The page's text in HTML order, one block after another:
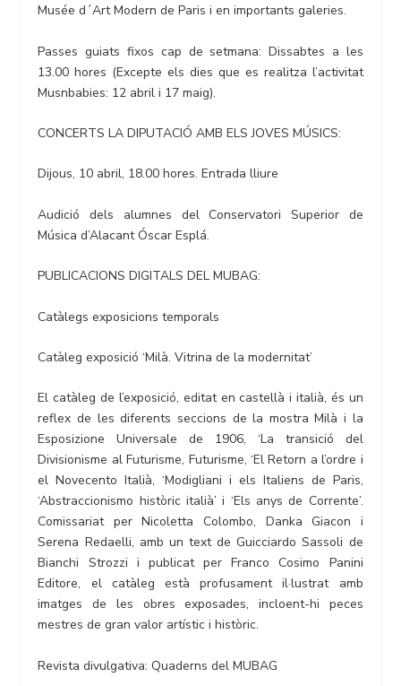
Musée d´Art Modern de Paris i en importants galeries.
Passes guiats fixos cap de setmana: Dissabtes a les
13.00 hores (Excepte els dies que es realitza l’activitat
Musnbabies: 12 abril i 17 maig).
CONCERTS LA DIPUTACIÓ AMB ELS JOVES MÚSICS:
Dijous, 10 abril, 18.00 hores. Entrada lliure
Audició dels alumnes del Conservatori Superior de
Música d’Alacant Óscar Esplá.
PUBLICACIONS DIGITALS DEL MUBAG:
Catàlegs exposicions temporals
Catàleg exposició ‘Milà. Vitrina de la modernitat’
El catàleg de l’exposició, editat en castellà i italià, és un
reflex de les diferents seccions de la mostra Milà i la
Esposizione Universale de 1906, ‘La transició del
Divisionisme al Futurisme, Futurisme, ‘El Retorn a l’ordre i
el Novecento Italià, ‘Modigliani i els Italiens de Paris,
‘Abstraccionismo històric italià’ i ‘Els anys de Corrente’.
Comissariat per Nicoletta Colombo, Danka Giacon i
Serena Redaelli, amb un text de Guicciardo Sassoli de
Bianchi Strozzi i publicat per Franco Cosimo Panini
Editore, el catàleg està profusament il·lustrat amb
imatges de les obres exposades, incloent-hi peces
mestres de gran valor artístic i històric.
Revista divulgativa: Quaderns del MUBAG